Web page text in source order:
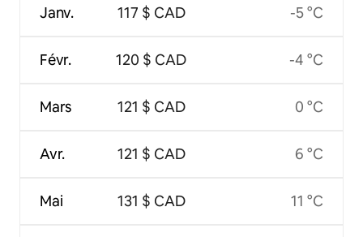
Janv.
Févr.
Mars
Avr.
Mai
117 $ CAD
120 $ CAD
121 $ CAD
121 $ CAD
131 $ CAD
-5 °C
-4 °C
0 °C
6 °C
11 °C